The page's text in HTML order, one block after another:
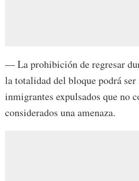
— La prohibición de regresar
la totalidad del bloque podrá ser
inmigrantes expulsados que no
considerados una amenaza.